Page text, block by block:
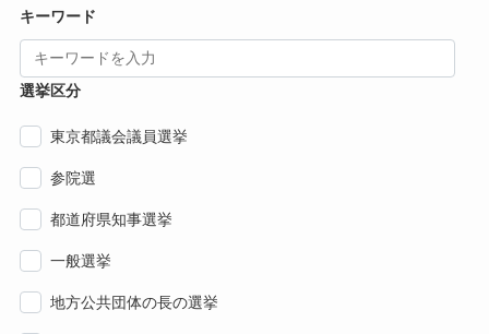
キーワード
選挙区分
東京都議会議員選挙
参院選
都道府県知事選挙
一般選挙
地方公共団体の長の選挙